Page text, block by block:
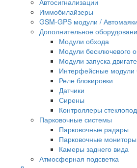
Иммобилайзеры
GSM-GPS модули / Автомаяки
Дополнительное
Модули обхода
Модули бесключевого
Модули запуска
Интерфейсные модули
Реле блокировки
Датчики
Сирены
Контроллеры
Парковочные системы
Парковочные радары
Парковочные мониторы
Камеры заднего вида
Атмосферная подсветка